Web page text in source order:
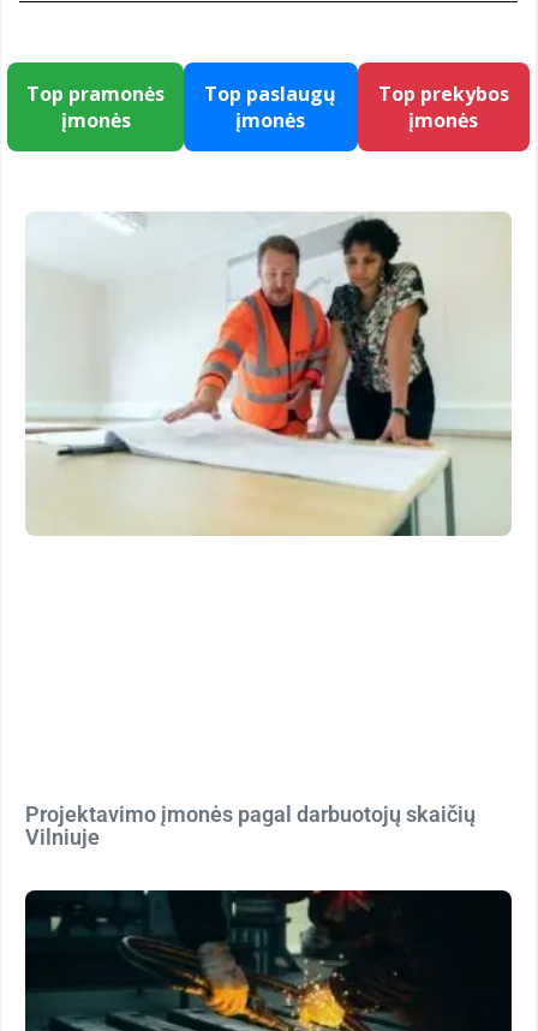
Top pramonės
įmonės
Top paslaugų
įmonės
Top prekybos
įmonės
Projektavimo įmonės pagal darbuotojų skaičių
Vilniuje